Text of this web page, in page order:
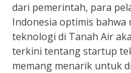
dari pemerintah, para
Indonesia optimis bahwa
teknologi di Tanah Air
terkini tentang startup
memang menarik untuk